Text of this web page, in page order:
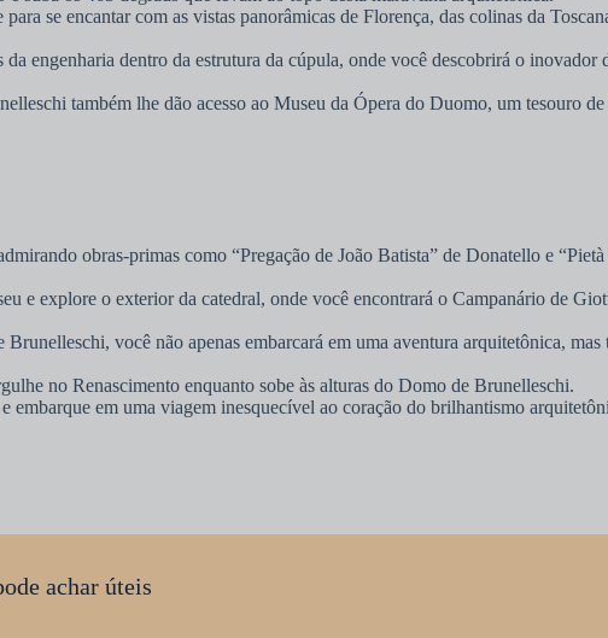
se encantar com as vistas panorâmicas de Florença, das colinas da
engenharia dentro da estrutura da cúpula, onde você descobrirá o
também lhe dão acesso ao Museu da Ópera do Duomo, um tesouro
obras-primas como “Pregação de João Batista” de Donatello e
e explore o exterior da catedral, onde você encontrará o Campanário de
Brunelleschi, você não apenas embarcará em uma aventura arquitetônica,
no Renascimento enquanto sobe às alturas do Domo de Brunelleschi.
embarque em uma viagem inesquecível ao coração do brilhantismo
achar úteis